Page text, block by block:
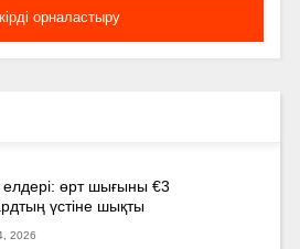
өрт шығыны €3
үстіне шықты
2026